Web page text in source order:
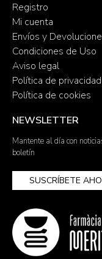
Registro
Mi cuenta
Envíos y
Condiciones de Uso
Aviso legal
Política de privacidad
Política de cookies
NEWSLETTER
Mantente al día con
boletín
SUSCRÍBETE